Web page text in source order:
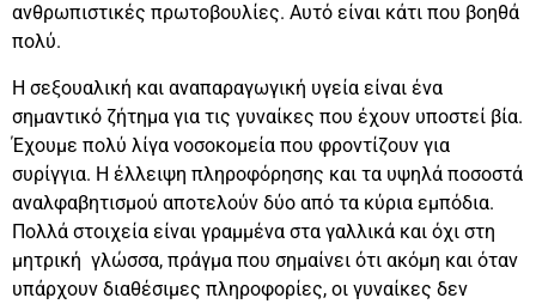
ανθρωπιστικές πρωτοβουλίες. Αυτό είναι κάτι που βοηθά
πολύ.
Η σεξουαλική και αναπαραγωγική υγεία είναι ένα
σημαντικό ζήτημα για τις γυναίκες που έχουν υποστεί βία.
Έχουμε πολύ λίγα νοσοκομεία που φροντίζουν για
συρίγγια. Η έλλειψη πληροφόρησης και τα υψηλά ποσοστά
αναλφαβητισμού αποτελούν δύο από τα κύρια εμπόδια.
Πολλά στοιχεία είναι γραμμένα στα γαλλικά και όχι στη
μητρική γλώσσα, πράγμα που σημαίνει ότι ακόμη και όταν
υπάρχουν διαθέσιμες πληροφορίες, οι γυναίκες δεν